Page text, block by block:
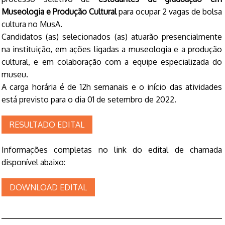
Museologia e Produção Culturalpara ocupar 2 vagas de bolsa
cultura no MusA.
Candidatos (as) selecionados (as) atuarão presencialmente
na instituição, em ações ligadas a museologia e a produção
cultural, e em colaboração com a equipe especializada do
museu.
A carga horária é de 12h semanais e o início das atividades
está previsto para o dia 01 de setembro de 2022.
RESULTADO EDITAL
Informações completas no link do edital de chamada
disponível abaixo:
DOWNLOAD EDITAL